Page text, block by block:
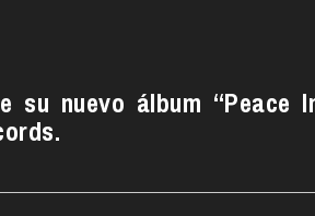
su nuevo álbum “Peace